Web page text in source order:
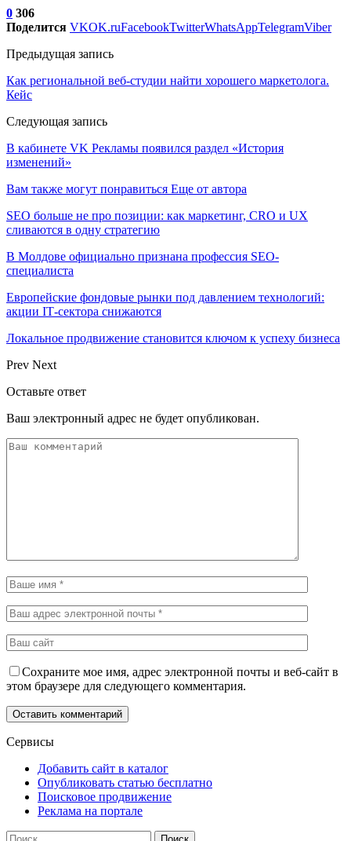
0 306
Поделится VKOK.ruFacebookTwitterWhatsAppTelegramViber
Предыдущая запись
Как региональной веб-студии найти хорошего маркетолога.
Кейс
Следующая запись
В кабинете VK Рекламы появился раздел «История
изменений»
Вам также могут понравиться Еще от автора
SEO больше не про позиции: как маркетинг, CRO и UX
сливаются в одну стратегию
В Молдове официально признана профессия SEO-
специалиста
Европейские фондовые рынки под давлением технологий:
акции IT‑сектора снижаются
Локальное продвижение становится ключом к успеху бизнеса
Prev Next
Оставьте ответ
Ваш электронный адрес не будет опубликован.
Сохраните мое имя, адрес электронной почты и веб-сайт в
этом браузере для следующего комментария.
Сервисы
Добавить сайт в каталог
Опубликовать статью бесплатно
Поисковое продвижение
Реклама на портале